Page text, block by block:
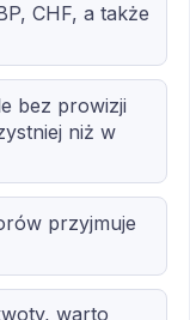
CHF, a także
bez prowizji
niż w
przyjmuje
warto